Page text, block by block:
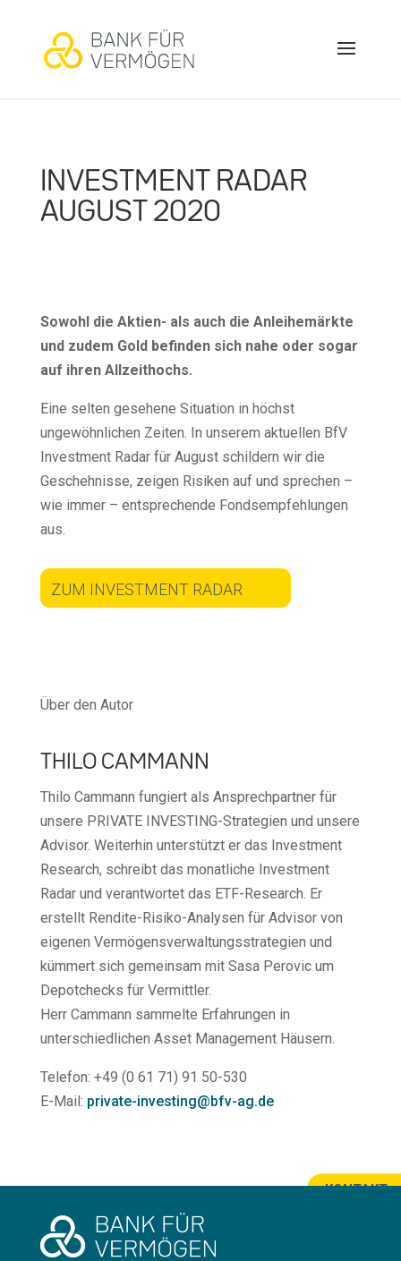
INVESTMENT RADAR
AUGUST 2020
Sowohl die Aktien- als auch die Anleihemärkte
und zudem Gold befinden sich nahe oder sogar
auf ihren Allzeithochs.
Eine selten gesehene Situation in höchst
ungewöhnlichen Zeiten. In unserem aktuellen BfV
Investment Radar für August schildern wir die
Geschehnisse, zeigen Risiken auf und sprechen –
wie immer – entsprechende Fondsempfehlungen
aus.
ZUM INVESTMENT RADAR
Über den Autor
THILO CAMMANN
Thilo Cammann fungiert als Ansprechpartner für
unsere PRIVATE INVESTING-Strategien und unsere
Advisor. Weiterhin unterstützt er das Investment
Research, schreibt das monatliche Investment
Radar und verantwortet das ETF-Research. Er
erstellt Rendite-Risiko-Analysen für Advisor von
eigenen Vermögensverwaltungsstrategien und
kümmert sich gemeinsam mit Sasa Perovic um
Depotchecks für Vermittler.
Herr Cammann sammelte Erfahrungen in
unterschiedlichen Asset Management Häusern.
Telefon: +49 (0 61 71) 91 50-530
E-Mail: private-investing@bfv-ag.de
KONTAKT